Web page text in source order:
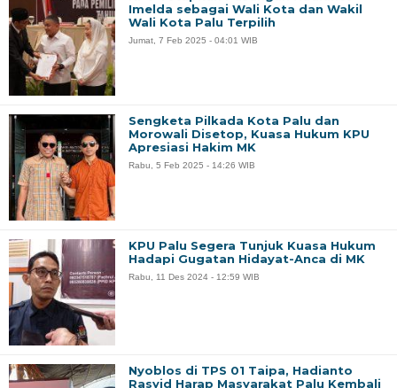
Imelda sebagai Wali Kota dan Wakil
Wali Kota Palu Terpilih
Jumat, 7 Feb 2025 - 04:01 WIB
Sengketa Pilkada Kota Palu dan
Morowali Disetop, Kuasa Hukum KPU
Apresiasi Hakim MK
Rabu, 5 Feb 2025 - 14:26 WIB
KPU Palu Segera Tunjuk Kuasa Hukum
Hadapi Gugatan Hidayat-Anca di MK
Rabu, 11 Des 2024 - 12:59 WIB
Nyoblos di TPS 01 Taipa, Hadianto
Rasyid Harap Masyarakat Palu Kembali